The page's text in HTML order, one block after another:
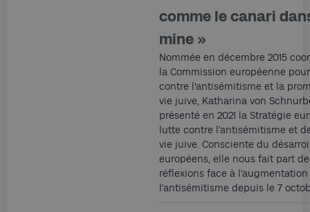
comme le canari
mine »
Nommée en décembre 2015
la Commission européenne
contre l'antisémitisme et la
vie juive, Katharina von
présenté en 2021 la Stratégie
lutte contre l’antisémitisme et
vie juive. Consciente du
européens, elle nous fait part
réflexions face à
l’antisémitisme depuis le 7